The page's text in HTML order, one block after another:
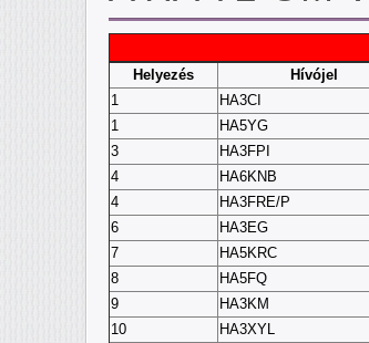
Helyezés Hívójel
1
HA3CI
1
HA5YG
3
HA3FPI
4
HA6KNB
4
HA3FRE/P
6
HA3EG
7
HA5KRC
8
HA5FQ
9
HA3KM
10
HA3XYL